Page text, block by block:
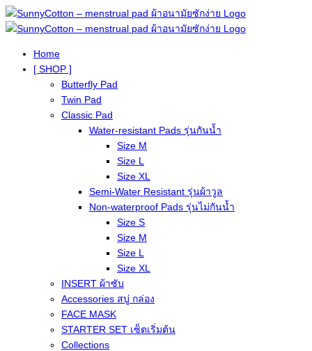
Home
[ SHOP ]
Butterfly Pad
Twin Pad
Classic Pad
Water-resistant Pads รุ่นกันน้ำ
Size M
Size L
Size XL
Semi-Water Resistant รุ่นผ้าวูล
Non-waterproof Pads รุ่นไม่กันน้ำ
Size S
Size M
Size L
Size XL
INSERT ผ้าซับ
Accessories สบู่ กล่อง
FACE MASK
STARTER SET เซ็ตเริ่มต้น
Collections